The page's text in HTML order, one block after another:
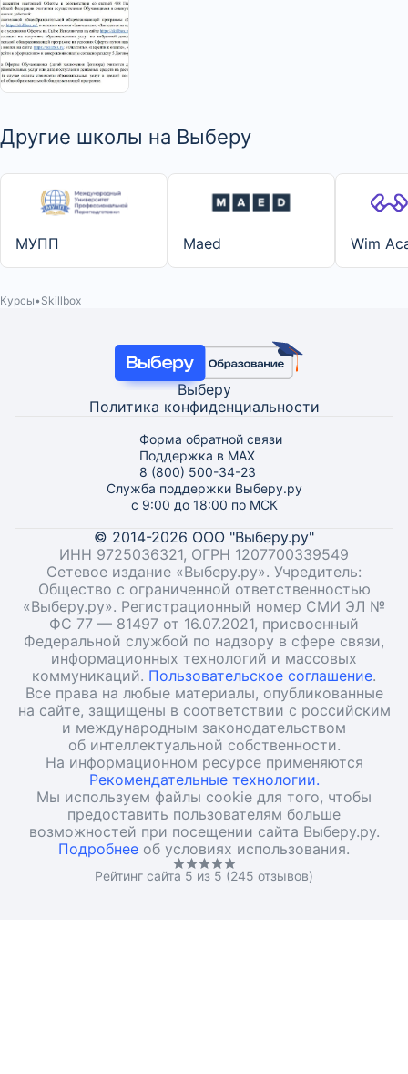
Другие школы на Выберу
МУПП Maed Wim
Курсы Skillbox
Выберу
Политика конфиденциальности
Форма обратной связи
Поддержка в MAX
8 (800) 500-34-23
Служба поддержки Выберу.ру
с 9:00 до 18:00 по МСК
© 2014-2026 ООО "Выберу.ру"
ИНН 9725036321, ОГРН 1207700339549
Сетевое издание «Выберу.ру». Учредитель:
Общество с ограниченной ответственностью
«Выберу.ру». Регистрационный номер СМИ ЭЛ №
ФС 77 — 81497 от 16.07.2021, присвоенный
Федеральной службой по надзору в сфере связи,
информационных технологий и массовых
коммуникаций. Пользовательское соглашение.
Все права на любые материалы, опубликованные
на сайте, защищены в соответствии с российским
и международным законодательством
об интеллектуальной собственности.
На информационном ресурсе применяются
Рекомендательные технологии.
Мы используем файлы cookie для того, чтобы
предоставить пользователям больше
возможностей при посещении сайта Выберу.ру.
Подробнее об условиях использования.
Рейтинг сайта 5 из 5 (245 отзывов)